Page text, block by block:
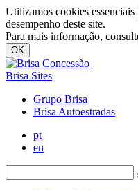
Utilizamos cookies
desempenho deste site.
Para mais informação,
OK
Brisa Sites
Grupo Brisa
Brisa Autoestradas
pt
en